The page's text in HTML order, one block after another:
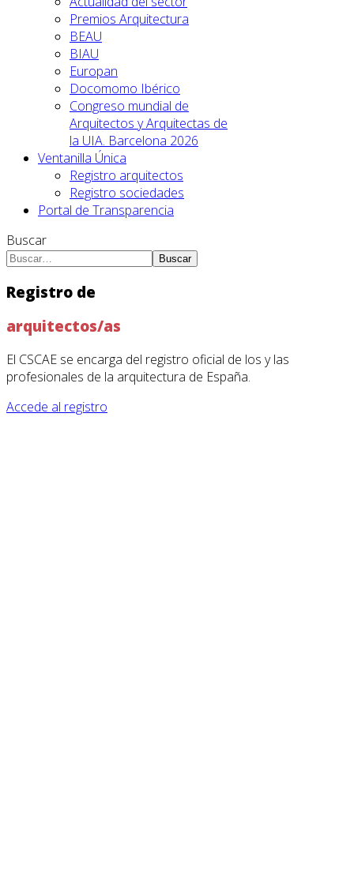
Premios Arquitectura
BEAU
BIAU
Europan
Docomomo Ibérico
Congreso mundial de
Arquitectos y Arquitectas de
la UIA. Barcelona 2026
Ventanilla Única
Registro arquitectos
Registro sociedades
Portal de Transparencia
Buscar
Buscar
Registro de
arquitectos/as
El CSCAE se encarga del registro oficial de los y las
profesionales de la arquitectura de España.
Accede al registro